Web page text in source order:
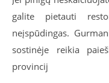
galite pietauti
neįspūdingas.
sostinėje reikia
provincij